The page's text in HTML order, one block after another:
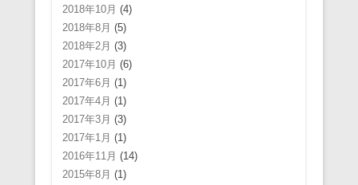
2018年10月 (4)
2018年8月 (5)
2018年2月 (3)
2017年10月 (6)
2017年6月 (1)
2017年4月 (1)
2017年3月 (3)
2017年1月 (1)
2016年11月 (14)
2015年8月 (1)